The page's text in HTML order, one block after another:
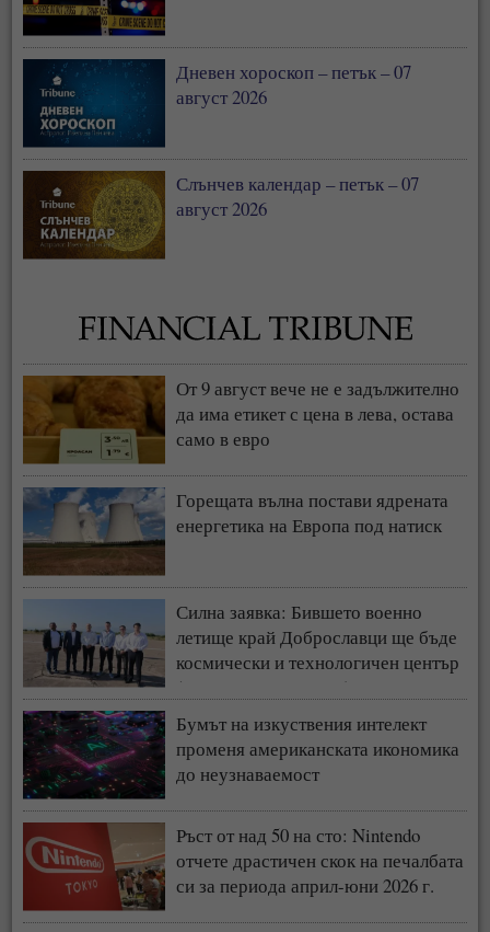
Дневен хороскоп – петък – 07
август 2026
Слънчев календар – петък – 07
август 2026
От 9 август вече не е задължително
да има етикет с цена в лева, остава
само в евро
Горещата вълна постави ядрената
енергетика на Европа под натиск
Силна заявка: Бившето военно
летище край Доброславци ще бъде
космически и технологичен център
(СНИМКИ + ВИДЕО)
Бумът на изкуствения интелект
променя американската икономика
до неузнаваемост
Ръст от над 50 на сто: Nintendo
отчете драстичен скок на печалбата
си за периода април-юни 2026 г.